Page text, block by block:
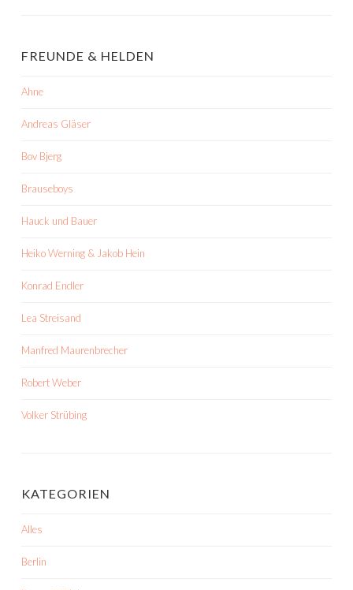
FREUNDE & HELDEN
Ahne
Andreas Gläser
Bov Bjerg
Brauseboys
Hauck und Bauer
Heiko Werning & Jakob Hein
Konrad Endler
Lea Streisand
Manfred Maurenbrecher
Robert Weber
Volker Strübing
KATEGORIEN
Alles
Berlin